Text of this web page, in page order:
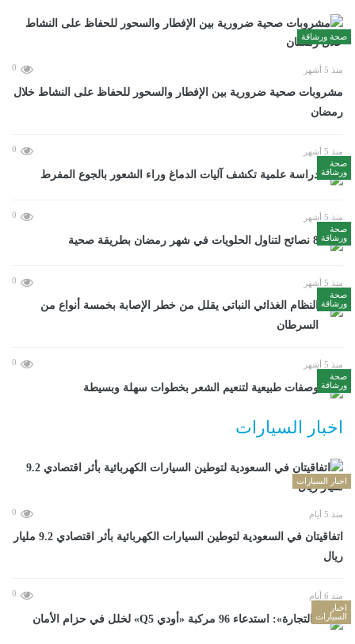
صحة ورشاقة
منذ 5 أشهر 0
مشروبات صحية ضرورية بين الإفطار والسحور للحفاظ على النشاط خلال
رمضان
منذ 5 أشهر
0
صحة
ورشاقة دراسة علمية تكشف آليات الدماغ وراء الشعور بالجوع المفرط
منذ 5 أشهر
0
صحة
ورشاقة 8 نصائح لتناول الحلويات في شهر رمضان بطريقة صحية
منذ 5 أشهر
0
صحة
ورشاقة النظام الغذائي النباتي يقلل من خطر الإصابة بخمسة أنواع من
السرطان
منذ 5 أشهر
0
صحة
ورشاقة وصفات طبيعية لتنعيم الشعر بخطوات سهلة وبسيطة
اخبار السيارات
اخبار السيارات
منذ 5 أيام 0
اتفاقيتان في السعودية لتوطين السيارات الكهربائية بأثر اقتصادي 9.2 مليار
ريال
منذ 6 أيام
0
اخبار
السيارات«التجارة»: استدعاء 96 مركبة «أودي Q5» لخلل في حزام الأمان